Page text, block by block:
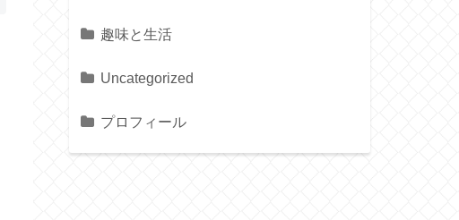
趣味と生活
Uncategorized
プロフィール